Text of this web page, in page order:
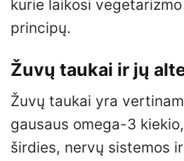
kurie laikosi
principų.
Žuvų taukai ir jų
Žuvų taukai yra
gausaus omega-3
širdies, nervų sistemos